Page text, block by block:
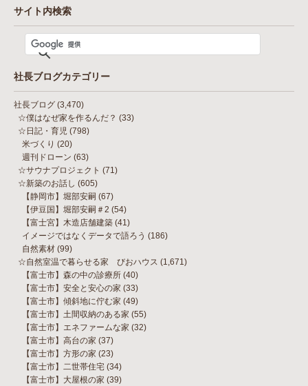
サイト内検索
社長ブログカテゴリー
社長ブログ (3,470)
☆僕はなぜ家を作るんだ？ (33)
☆日記・育児 (798)
米づくり (20)
週刊ドローン (63)
☆サウナプロジェクト (71)
☆新築のお話し (605)
【静岡市】堀部安嗣 (67)
【伊豆国】堀部安嗣＃2 (54)
【富士宮】木造店舗建築 (41)
イメージではなくデータで語ろう (186)
自然素材 (99)
☆自然室温で暮らせる家 びおハウス (1,671)
【富士市】森の中の診療所 (40)
【富士市】安全と安心の家 (33)
【富士市】傾斜地に佇む家 (49)
【富士市】土間収納のある家 (55)
【富士市】エネファームな家 (32)
【富士市】高台の家 (37)
【富士市】方形の家 (23)
【富士市】二世帯住宅 (34)
【富士市】大屋根の家 (39)